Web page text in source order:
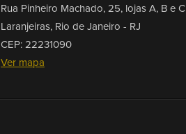
Rua Pinheiro Machado, 25, lojas A, B e C
Laranjeiras, Rio de Janeiro - RJ
CEP: 22231090
Ver mapa